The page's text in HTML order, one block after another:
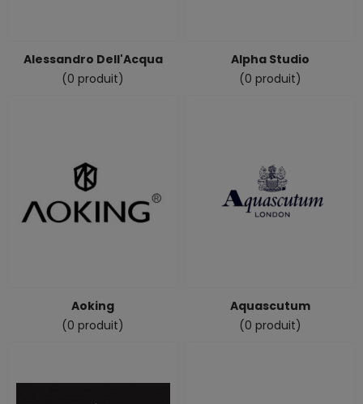
Alessandro Dell'Acqua
(0 produit)
Alpha Studio
(0 produit)
Aoking
(0 produit)
Aquascutum
(0 produit)